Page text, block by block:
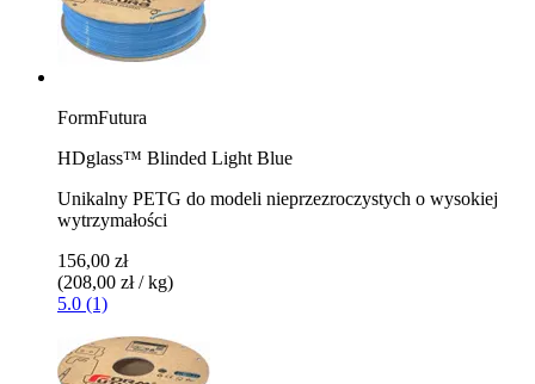
FormFutura
HDglass™ Blinded Light Blue
Unikalny PETG do modeli nieprzezroczystych o wysokiej
wytrzymałości
156,00 zł
(208,00 zł / kg)
5.0 (1)